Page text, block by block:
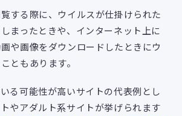
する際に、ウイルスが仕掛けられた
まったときや、インターネット上に
や画像をダウンロードしたときにウ
ともあります。
る可能性が高いサイトの代表例とし
やアダルト系サイトが挙げられます